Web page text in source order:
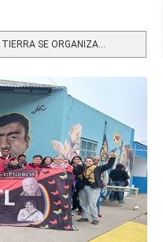
SE ORGANIZA...